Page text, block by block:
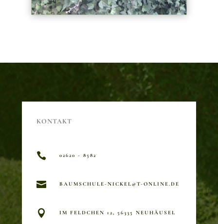
KONTAKT
 02620 - 8582
 BAUMSCHULE-NICKEL@T-ONLINE.DE
 IM FELDCHEN 12, 56335 NEUHÄUSEL